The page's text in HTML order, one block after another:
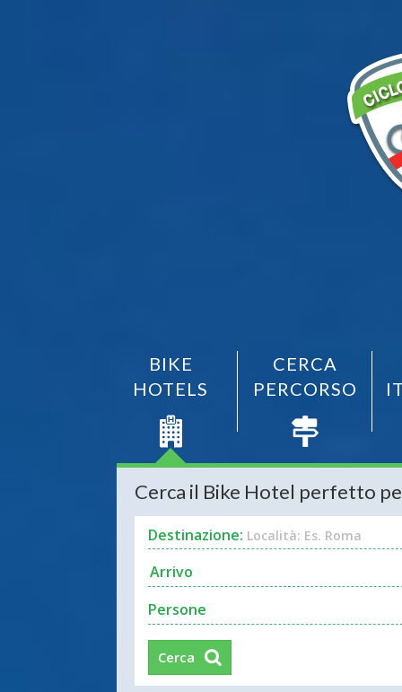
BIKE
HOTELS
CERCA
PERCORSO
Cerca il Bike Hotel perfetto
Destinazione: Località: Es. Roma
Persone
Cerca